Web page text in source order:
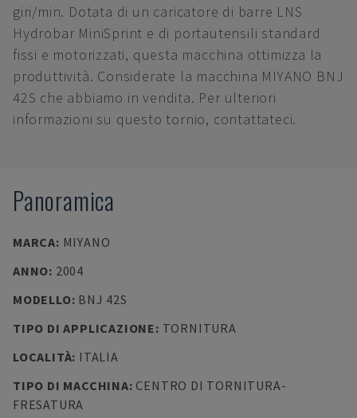
giri/min. Dotata di un caricatore di barre LNS
Hydrobar MiniSprint e di portautensili standard
fissi e motorizzati, questa macchina ottimizza la
produttività. Considerate la macchina MIYANO BNJ
42S che abbiamo in vendita. Per ulteriori
informazioni su questo tornio, contattateci.
Panoramica
MARCA: MIYANO
ANNO: 2004
MODELLO: BNJ 42S
TIPO DI APPLICAZIONE: TORNITURA
LOCALITÀ: ITALIA
TIPO DI MACCHINA: CENTRO DI TORNITURA-
FRESATURA